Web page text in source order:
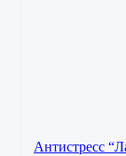
Антистресс